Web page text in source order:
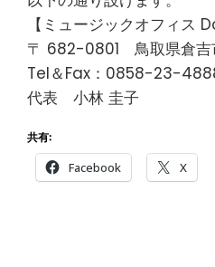
【ミュージックオフィス
〒 682-0801 鳥取県倉吉
Tel＆Fax：0858-23-
代表 小林 圭子
共有:
Facebook X